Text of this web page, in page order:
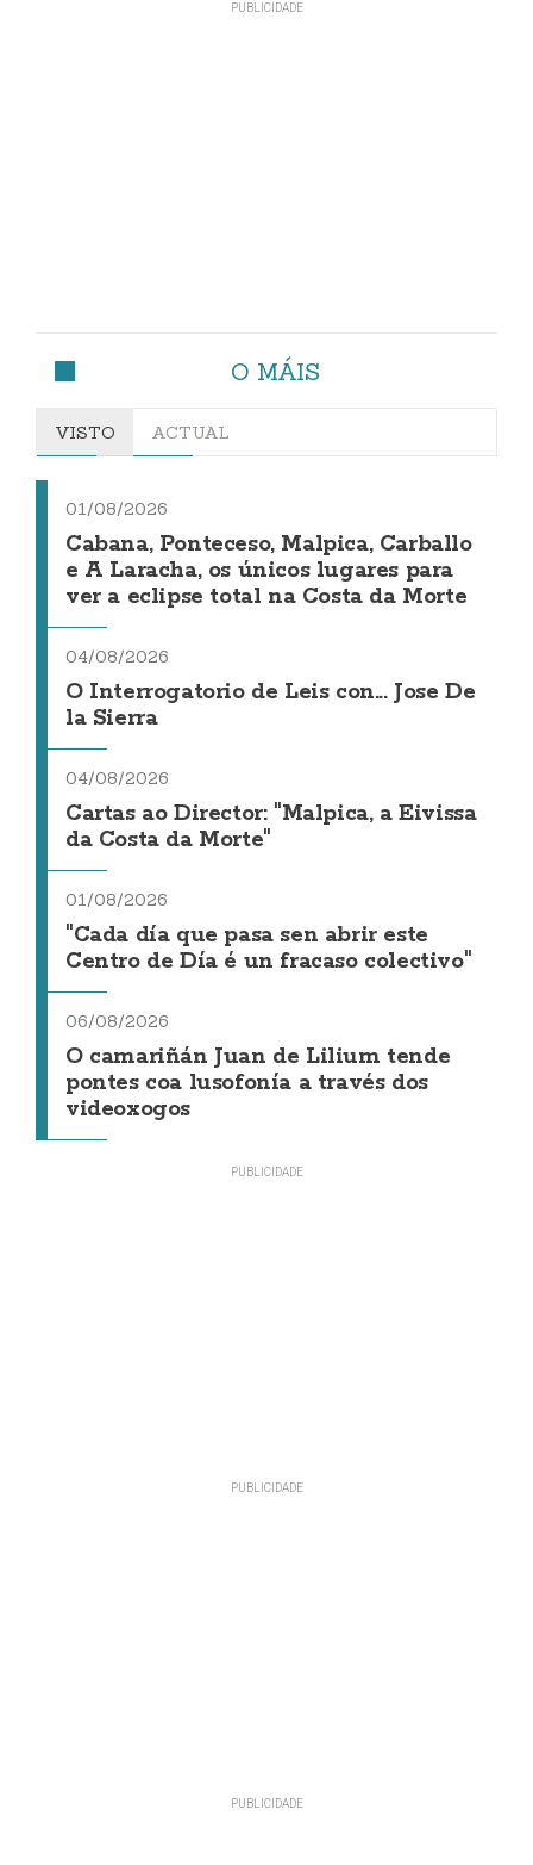
O MÁIS
VISTO ACTUAL
01/08/2026
Cabana, Ponteceso, Malpica, Carballo
e A Laracha, os únicos lugares para
ver a eclipse total na Costa da Morte
04/08/2026
O Interrogatorio de Leis con... Jose De
la Sierra
04/08/2026
Cartas ao Director: "Malpica, a Eivissa
da Costa da Morte"
01/08/2026
"Cada día que pasa sen abrir este
Centro de Día é un fracaso colectivo"
06/08/2026
O camariñán Juan de Lilium tende
pontes coa lusofonía a través dos
videoxogos